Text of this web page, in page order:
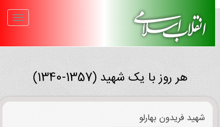
هر روز با یک شهید (1357-1340)
شهید فریدون بهارلو